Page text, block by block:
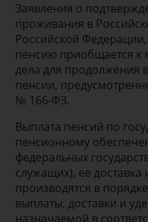
Заявления о
проживания в
Российской
пенсию приобщается к
дела для продолжения
пенсии,
№ 166-ФЗ.
Выплата пенсий по
пенсионному
федеральных
служащих), ее
производятся в
выплаты, доставки и
назначаемой в